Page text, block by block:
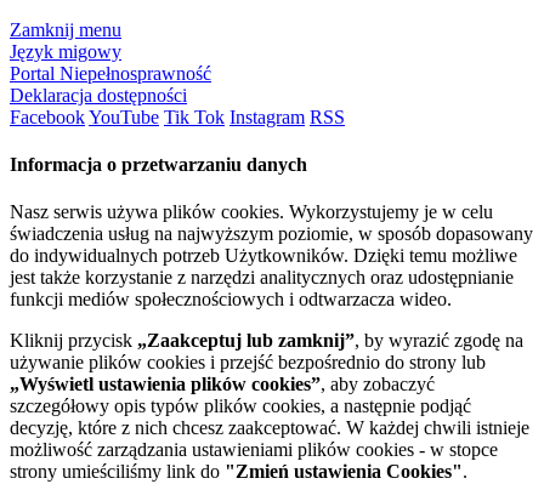
Zamknij menu
Język migowy
Portal Niepełnosprawność
Deklaracja dostępności
FacebookYouTube Tik Tok Instagram RSS
Informacja o przetwarzaniu danych
Nasz serwis używa plików cookies. Wykorzystujemy je w celu
świadczenia usług na najwyższym poziomie, w sposób dopasowany
do indywidualnych potrzeb Użytkowników. Dzięki temu możliwe
jest także korzystanie z narzędzi analitycznych oraz udostępnianie
funkcji mediów społecznościowych i odtwarzacza wideo.
Kliknij przycisk „Zaakceptuj lub zamknij”, by wyrazić zgodę na
używanie plików cookies i przejść bezpośrednio do strony lub
„Wyświetl ustawienia plików cookies”, aby zobaczyć
szczegółowy opis typów plików cookies, a następnie podjąć
decyzję, które z nich chcesz zaakceptować. W każdej chwili istnieje
możliwość zarządzania ustawieniami plików cookies - w stopce
strony umieściliśmy link do "Zmień ustawienia Cookies".